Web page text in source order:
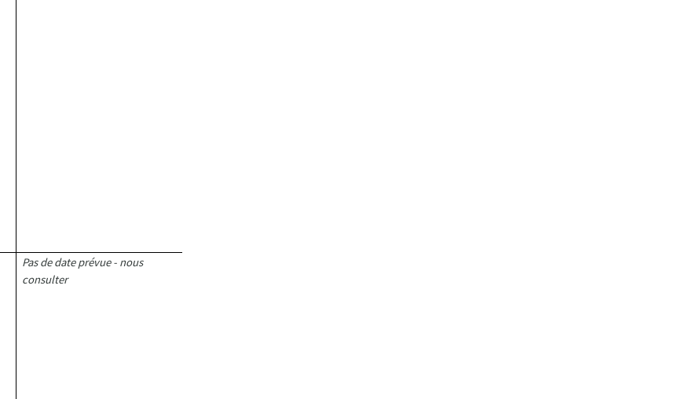
Pas de date prévue - nous
consulter